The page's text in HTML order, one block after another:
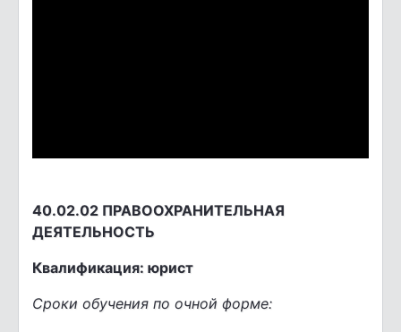
40.02.02 ПРАВООХРАНИТЕЛЬНАЯ
ДЕЯТЕЛЬНОСТЬ
Квалификация: юрист
Сроки обучения по очной форме: